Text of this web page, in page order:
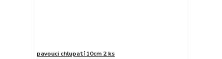
pavouci chlupatí 10cm 2 ks